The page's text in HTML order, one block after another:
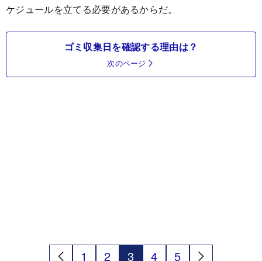
ケジュールを立てる必要があるからだ。
ゴミ収集日を確認する理由は？
次のページ
1 2 3 4 5